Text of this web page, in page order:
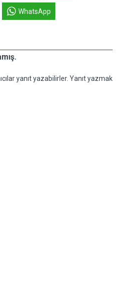
WhatsApp
yanıt yazabilirler. Yanıt yazmak